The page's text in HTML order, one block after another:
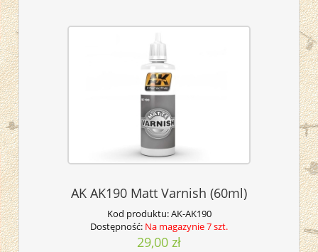
AK AK190 Matt Varnish (60ml)
Kod produktu:AK-AK190
Dostępność: Na magazynie 7 szt.
29,00 zł